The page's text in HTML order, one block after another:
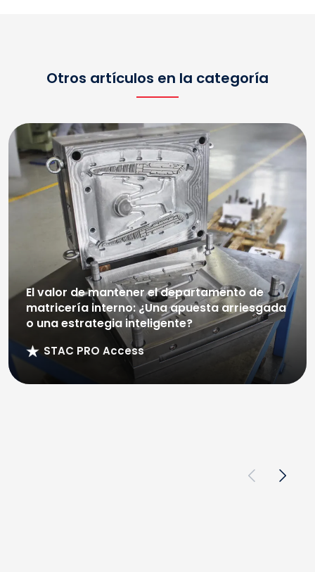
Otros artículos en la categoría
El valor de mantener el departamento de
matricería interno: ¿Una apuesta arriesgada
o una estrategia inteligente?
STAC PRO Access